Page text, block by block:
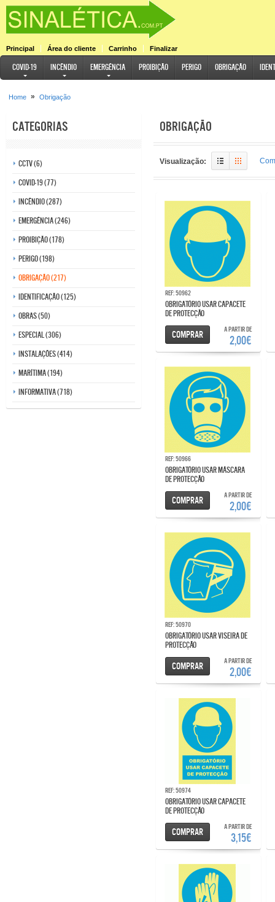
Principal Área do cliente Carrinho Finalizar
COVID-19 Incêndio Emergência Proibição Perigo Obrigação
Home » Obrigação
Categorias
CCTV (6)
COVID-19 (77)
Incêndio (287)
Emergência (246)
Proibição (178)
Perigo (198)
Obrigação (217)
Identificação (125)
Obras (50)
Especial (306)
Instalações (414)
Marítima (194)
Informativa (718)
Obrigação
Visualização:
Ref: 50962
OBRIGATÓRIO USAR CAPACETE
DE PROTECÇÃO
A partir de
2,00€
Comprar
Ref: 50966
OBRIGATÓRIO USAR MÁSCARA
DE PROTECÇÃO
A partir de
2,00€
Comprar
Ref: 50970
OBRIGATÓRIO USAR VISEIRA DE
PROTECÇÃO
A partir de
2,00€
Comprar
Ref: 50974
OBRIGATÓRIO USAR CAPACETE
DE PROTECÇÃO
A partir de
3,15€
Comprar